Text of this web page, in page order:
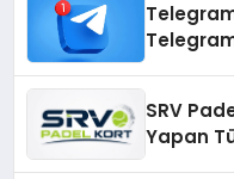
SRV
Yapan